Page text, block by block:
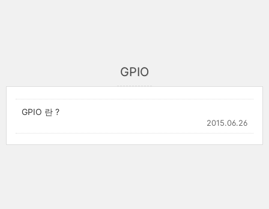
GPIO
GPIO 란 ?
2015.06.26